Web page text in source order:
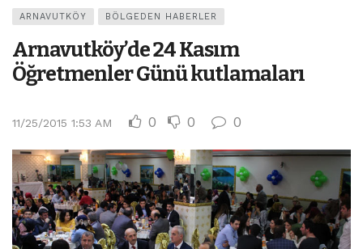
ARNAVUTKÖY BÖLGEDEN HABERLER
Arnavutköy’de 24 Kasım
Öğretmenler Günü kutlamaları
11/25/2015 1:53 AM 0 0 0